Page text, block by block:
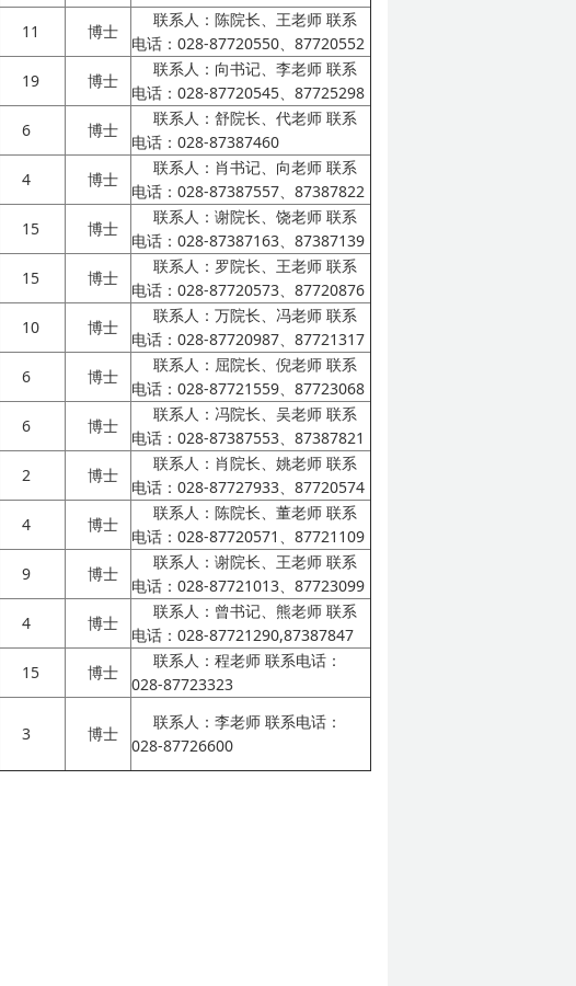
11 博士
联系人：陈院长、王老师 联系
电话：028-87720550、87720552
19 博士
联系人：向书记、李老师 联系
电话：028-87720545、87725298
6 博士
联系人：舒院长、代老师 联系
电话：028-87387460
4 博士
联系人：肖书记、向老师 联系
电话：028-87387557、87387822
15 博士
联系人：谢院长、饶老师 联系
电话：028-87387163、87387139
15 博士
联系人：罗院长、王老师 联系
电话：028-87720573、87720876
10 博士
联系人：万院长、冯老师 联系
电话：028-87720987、87721317
6 博士
联系人：屈院长、倪老师 联系
电话：028-87721559、87723068
6 博士
联系人：冯院长、吴老师 联系
电话：028-87387553、87387821
2 博士
联系人：肖院长、姚老师 联系
电话：028-87727933、87720574
4 博士
联系人：陈院长、董老师 联系
电话：028-87720571、87721109
9 博士
联系人：谢院长、王老师 联系
电话：028-87721013、87723099
4 博士
联系人：曾书记、熊老师 联系
电话：028-87721290,87387847
15 博士
联系人：程老师 联系电话：
028-87723323
3 博士
联系人：李老师 联系电话：
028-87726600